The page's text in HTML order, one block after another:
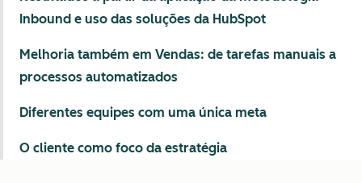
Inbound e uso das soluções da HubSpot
Melhoria também em Vendas: de tarefas manuais a
processos automatizados
Diferentes equipes com uma única meta
O cliente como foco da estratégia